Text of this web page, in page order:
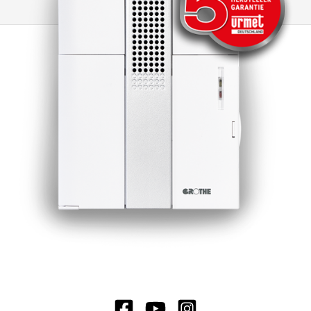
externen Transformator oder einer 9 V-
Blockbatterie (Typ 6LR61) zu betreiben, was
ihnen mehr Installationsfreiheit einräumt.
Hinweis: Nur in trockenen Räumen installieren!
Empfohlener Transformator bei Verwendung
der externen Spannungsversorgung: GT 3148,
Block-Batterie 9 V (Typ 6LR61) Batterie nicht im